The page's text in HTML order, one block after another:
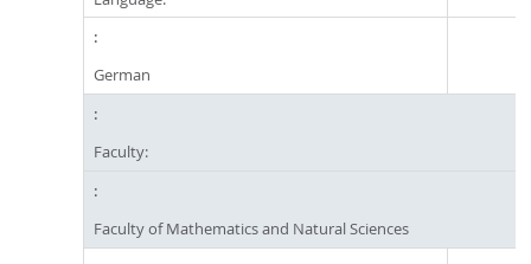
German
Faculty:
Faculty of Mathematics and Natural Sciences